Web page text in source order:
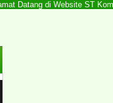
Datang di Website ST